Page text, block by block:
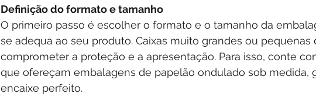
Definição do formato e tamanho
O primeiro passo é escolher o formato e o tamanho da
se adequa ao seu produto. Caixas muito grandes ou pequenas
comprometer a proteção e a apresentação. Para isso, conte
que ofereçam embalagens de papelão ondulado sob medida,
encaixe perfeito.